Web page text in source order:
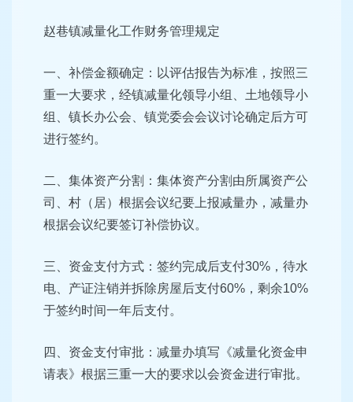
赵巷镇减量化工作财务管理规定
一、补偿金额确定：以评估报告为标准，按照三
重一大要求，经镇减量化领导小组、土地领导小
组、镇长办公会、镇党委会会议讨论确定后方可
进行签约。
二、集体资产分割：集体资产分割由所属资产公
司、村（居）根据会议纪要上报减量办，减量办
根据会议纪要签订补偿协议。
三、资金支付方式：签约完成后支付30%，待水
电、产证注销并拆除房屋后支付60%，剩余10%
于签约时间一年后支付。
四、资金支付审批：减量办填写《减量化资金申
请表》根据三重一大的要求以会资金进行审批。